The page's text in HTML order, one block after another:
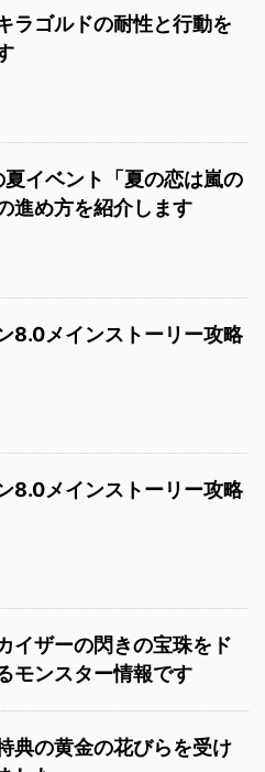
ラゴルドの耐性と行動を
イベント「夏の恋は嵐の
進め方を紹介します
8.0メインストーリー攻略
8.0メインストーリー攻略
イザーの閃きの宝珠をド
モンスター情報です
典の黄金の花びらを受け